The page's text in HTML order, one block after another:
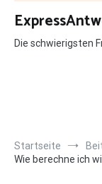
Zum
Inhalt
springen
Die schwierigsten
Startseite
Wie berechne ich